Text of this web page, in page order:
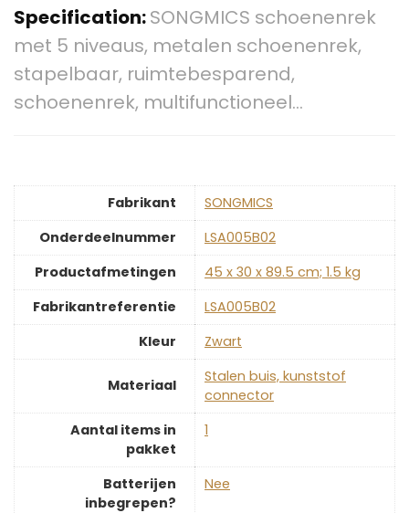
Specification:SONGMICS schoenenrek
met 5 niveaus, metalen schoenenrek,
stapelbaar, ruimtebesparend,
schoenenrek, multifunctioneel…
Fabrikant
‎SONGMICS
Onderdeelnummer
‎LSA005B02
Productafmetingen
‎45 x 30 x 89.5 cm; 1.5 kg
Fabrikantreferentie
‎LSA005B02
Kleur
‎Zwart
Materiaal
‎Stalen buis, kunststof
connector
Aantal items in
pakket
‎1
Batterijen
inbegrepen?
‎Nee